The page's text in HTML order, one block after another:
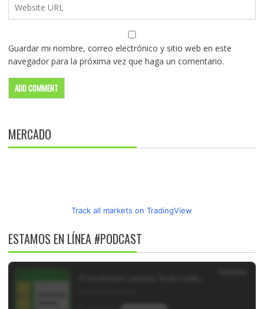
Guardar mi nombre, correo electrónico y sitio web en este
navegador para la próxima vez que haga un comentario.
MERCADO
Track all markets on TradingView
ESTAMOS EN LÍNEA #PODCAST